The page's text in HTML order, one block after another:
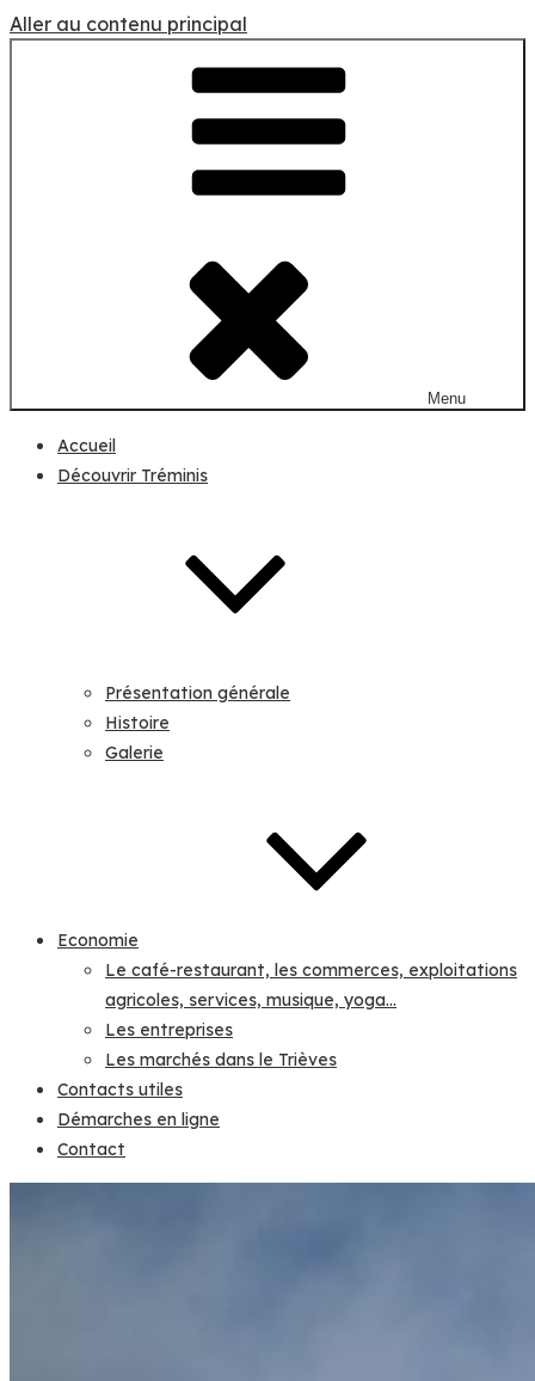
Aller au contenu principal
Menu
Accueil
Découvrir Tréminis
Présentation générale
Histoire
Galerie
Economie
Le café-restaurant, les commerces, exploitations
agricoles, services, musique, yoga…
Les entreprises
Les marchés dans le Trièves
Contacts utiles
Démarches en ligne
Contact